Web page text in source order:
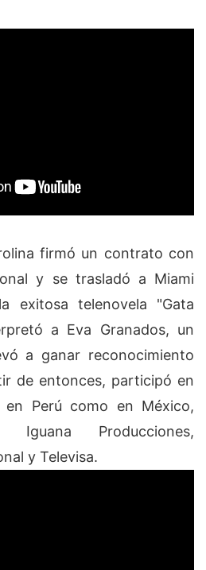
firmó un contrato con
y se trasladó a Miami
exitosa telenovela "Gata
a Eva Granados, un
a ganar reconocimiento
de entonces, participó en
en Perú como en México,
Iguana Producciones,
y Televisa.